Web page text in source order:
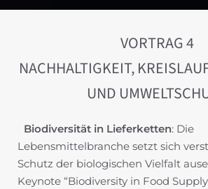
VORTRAG 4
NACHHALTIGKEIT,
UND
Biodiversität in Lieferketten: Die
Lebensmittelbranche setzt sich
Schutz der biologischen Vielfalt
Keynote “Biodiversity in Food